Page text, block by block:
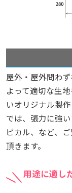
屋外・屋外問わ
よって適切な生
いオリジナル製
では、張力に強
ピカル、など、
頂きます。
用途に適し